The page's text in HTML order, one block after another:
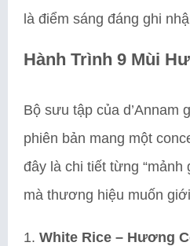
là điểm sáng đáng ghi
Hành Trình 9 Mùi
Bộ sưu tập của d’Annam
phiên bản mang một
đây là chi tiết từng “mảnh
mà thương hiệu muốn
1. White Rice – Hương